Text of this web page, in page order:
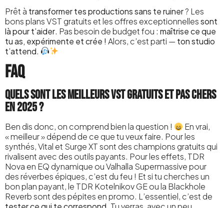
Prêt à transformer tes productions sans te ruiner? Les
bons plans VST gratuits et les offres exceptionnellessont
là pour t’aider. Pas besoin de budget fou : maîtrise ce que
tu as, expérimente et crée ! Alors, c’est parti —ton studio
t’attend.
FAQ
Quels sont les meilleurs VST gratuits et pas chers
en 2025 ?
Ben dis donc, on comprend bien la question !
En vrai,
« meilleur » dépend de ce que tu veux faire. Pour les
synthés, Vital et Surge XT sont des champions gratuits qui
rivalisent avec des outils payants. Pour les effets, TDR
Nova en EQ dynamique ou Valhalla Supermassive pour
des réverbes épiques, c’est du feu ! Et si tu cherches un
bon plan payant, le TDR Kotelnikov GE ou la Blackhole
Reverb sont des pépites en promo. L’essentiel, c’est de